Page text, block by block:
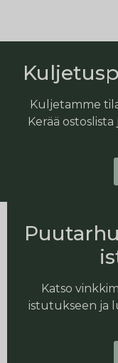
Kuljetamme
Kerää
Katso
istutukseen ja